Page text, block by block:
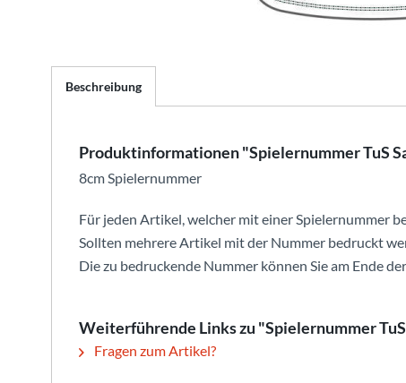
Beschreibung
Produktinformationen "Spielernummer TuS
8cm Spielernummer
Für jeden Artikel, welcher mit einer Spielernummer
Sollten mehrere Artikel mit der Nummer bedruckt
Die zu bedruckende Nummer können Sie am Ende
Weiterführende Links zu "Spielernummer TuS
Fragen zum Artikel?